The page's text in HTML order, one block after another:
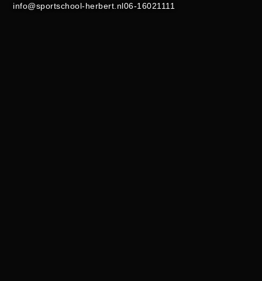
info@sportschool-herbert.nl06-16021111